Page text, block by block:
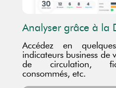
Analyser grâce à la
Accédez en
indicateurs business de
de circulation,
consommés, etc.